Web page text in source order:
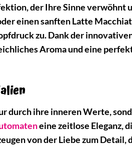
der Ihre Sinne verwöhnt
einen sanften Latte
zu. Dank der
Aroma und eine
durch ihre inneren Werte,
eine zeitlose Eleganz,
von der Liebe zum